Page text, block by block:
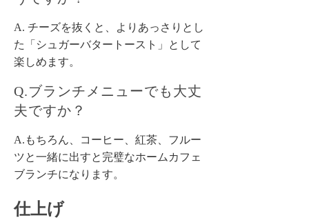
A. チーズを抜くと、よりあっさりとし
た「シュガーバタートースト」として
楽しめます。
Q.ブランチメニューでも大丈
夫ですか？
A.もちろん、コーヒー、紅茶、フルー
ツと一緒に出すと完璧なホームカフェ
ブランチになります。
仕上げ